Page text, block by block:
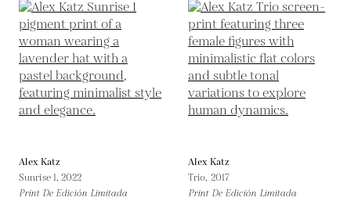
Alex Katz
Sunrise 1,2022
Print De Edición Limitada
Alex Katz
Trio, 2017
Print De Edición Limitada